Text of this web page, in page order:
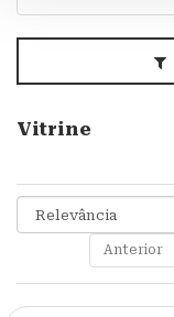
Faixa
Vitrine
Anterior